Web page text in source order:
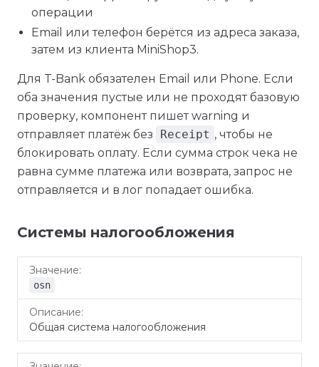
операции
Email или телефон берётся из адреса заказа,
затем из клиента MiniShop3.
Для T-Bank обязателен Email или Phone. Если
оба значения пустые или не проходят базовую
проверку, компонент пишет warning и
отправляет платёж без
Receipt , чтобы не
блокировать оплату. Если сумма строк чека не
равна сумме платежа или возврата, запрос не
отправляется и в лог попадает ошибка.
Системы налогообложения
Значение
osn
Общая система налогообложения